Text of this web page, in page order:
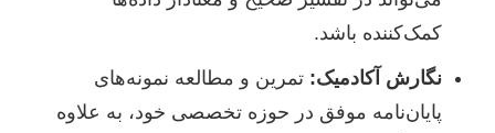
کمک‌کننده باشد.
نگارش آکادمیک: تمرین و مطالعه نمونه‌های
پایان‌نامه موفق در حوزه تخصصی خود، به علاوه